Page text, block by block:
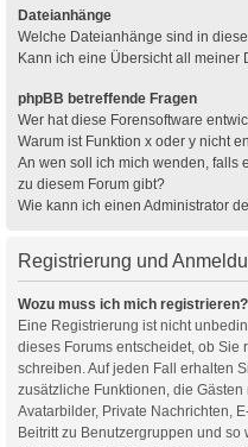
Dateianhänge
Welche Dateianhänge sind in
Kann ich eine Übersicht all meiner
phpBB betreffende Fragen
Wer hat diese Forensoftware
Warum ist Funktion x oder y nicht
An wen soll ich mich wenden, falls
zu diesem Forum gibt?
Wie kann ich einen Administrator
Registrierung und
Wozu muss ich mich registrieren?
Eine Registrierung ist nicht
dieses Forums entscheidet, ob Sie
schreiben. Auf jeden Fall erhalten
zusätzliche Funktionen, die
Avatarbilder, Private Nachrichten,
Beitritt zu Benutzergruppen und so